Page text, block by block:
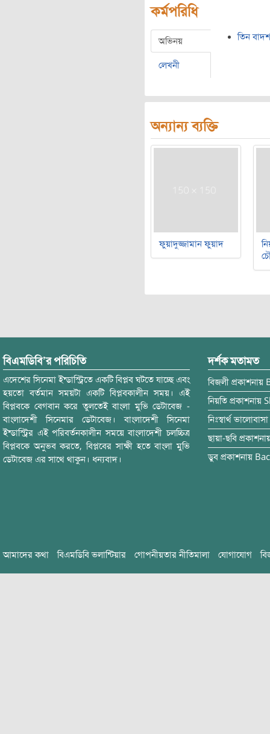
কর্মপরিধি
অভিনয়
লেখনী
তিন
অন্যান্য ব্যক্তি
ফুয়াদুজ্জামান ফুয়াদ
বিএমডিবি’র পরিচিতি
এদেশের সিনেমা ইন্ডাস্ট্রিতে একটি বিপ্লব ঘটতে যাচ্ছে এবং
হয়তো বর্তমান সময়টা একটি বিপ্লবকালীন সময়। এই
বিপ্লবকে বেগবান করে তুলতেই বাংলা মুভি ডেটাবেজ -
বাংলাদেশী সিনেমার ডেটাবেজ। বাংলাদেশী সিনেমা
ইন্ডাস্ট্রির এই পরিবর্তনকালীন সময়ে বাংলাদেশী চলচ্চিত্র
বিপ্লবকে অনুভব করতে, বিপ্লবের সাক্ষী হতে বাংলা মুভি
ডেটাবেজ এর সাথে থাকুন। ধন্যবাদ।
দর্শক মতামত
বিজলী প্রকাশনায়
নিয়তি প্রকাশনায়
নিঃস্বার্থ ভালোবাসা
ছায়া-ছবি
ডুব প্রকাশনায়
আমাদের কথা বিএমডিবি ভলান্টিয়ার গোপনীয়তার নীতিমালা যোগাযোগ